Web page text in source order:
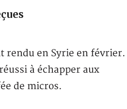
rendu en Syrie en février.
à échapper aux
de micros.